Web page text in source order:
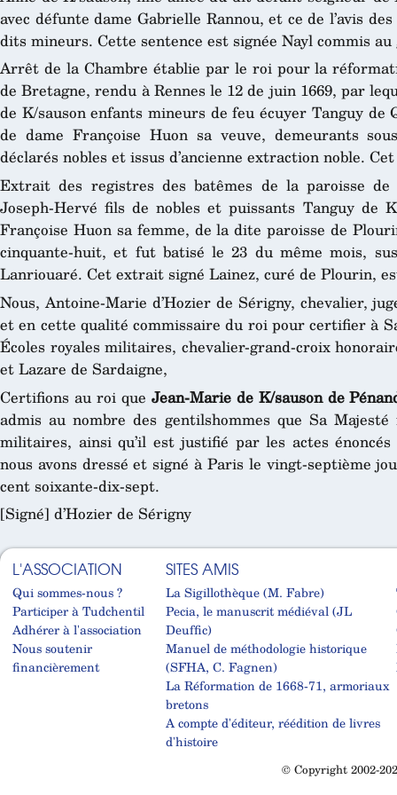
avec défunte dame Gabrielle Rannou, et ce de l’avis
dits mineurs. Cette sentence est signée Nayl commis
Arrêt de la Chambre établie par le roi pour la
de Bretagne, rendu à Rennes le 12 de juin 1669, par
de K/sauson enfants mineurs de feu écuyer Tanguy de
de dame Françoise Huon sa veuve, demeurants
déclarés nobles et issus d’ancienne extraction noble.
Extrait des registres des batêmes de la paroisse
Joseph-Hervé fils de nobles et puissants Tanguy de
Françoise Huon sa femme, de la dite paroisse de
cinquante-huit, et fut batisé le 23 du même mois,
Lanriouaré. Cet extrait signé Lainez, curé de Plourin,
Nous, Antoine-Marie d’Hozier de Sérigny, chevalier,
et en cette qualité commissaire du roi pour certifier à
Écoles royales militaires, chevalier-grand-croix
et Lazare de Sardaigne,
Certifions au roi que Jean-Marie de K/sauson de
admis au nombre des gentilshommes que Sa
militaires, ainsi qu’il est justifié par les actes
nous avons dressé et signé à Paris le vingt-septième
cent soixante-dix-sept.
[Signé] d’Hozier de Sérigny
L'ASSOCIATION
Qui sommes-nous ?
Participer à Tudchentil
Adhérer à l'association
Nous soutenir
financièrement
SITES AMIS
La Sigillothèque (M. Fabre)
Pecia, le manuscrit médiéval (JL
Deuffic)
Manuel de méthodologie historique
(SFHA, C. Fagnen)
La Réformation de 1668-71, armoriaux
bretons
A compte d'éditeur, réédition de livres
d'histoire
© Copyright 2002-